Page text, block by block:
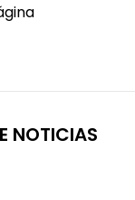
NOTICIAS